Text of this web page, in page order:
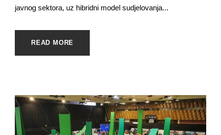
javnog sektora, uz hibridni model sudjelovanja...
READ MORE